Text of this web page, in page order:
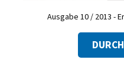
Ausgabe 10 / 2013 -